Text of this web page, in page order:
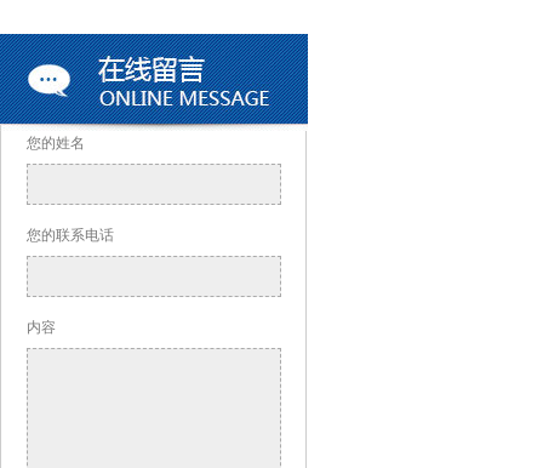
您的姓名
您的联系电话
内容